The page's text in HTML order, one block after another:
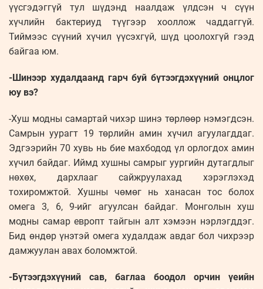
үүсгэдэггүй тул шүдэнд наалдаж үлдсэн ч сүүн
хүчлийн бактериуд түүгээр хооллож чаддаггүй.
Тиймээс сүүний хүчил үүсэхгүй, шүд цоолохгүй гээд
байгаа юм.
-Шинээр худалдаанд гарч буй бүтээгдэхүүний онцлог
юу вэ?
-Хуш модны самартай чихэр шинэ төрлөөр нэмэгдсэн.
Самрын уурагт 19 төрлийн амин хүчил агуулагддаг.
Эдгээрийн 70 хувь нь бие махбодод үл орлогдох амин
хүчил байдаг. Иймд хушны самрыг уургийн дутагдлыг
нөхөх, дархлааг сайжруулахад хэрэглэхэд
тохиромжтой. Хушны чөмөг нь ханасан тос болох
омега 3, 6, 9-ийг агуулсан байдаг. Монголын хуш
модны самар европт тайгын алт хэмээн нэрлэгддэг.
Бид өндөр үнэтэй омега худалдаж авдаг бол чихрээр
дамжуулан авах боломжтой.
-Бүтээгдэхүүний сав, баглаа боодол орчин үеийн